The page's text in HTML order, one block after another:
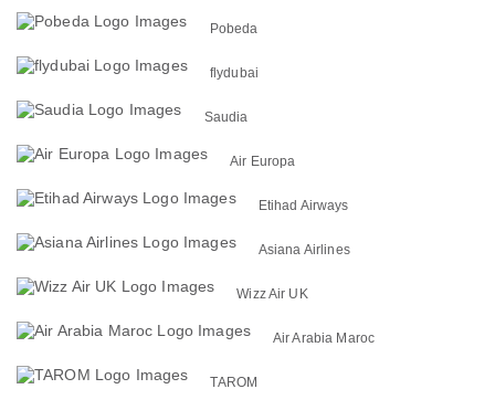
Pobeda
flydubai
Saudia
Air Europa
Etihad Airways
Asiana Airlines
Wizz Air UK
Air Arabia Maroc
TAROM